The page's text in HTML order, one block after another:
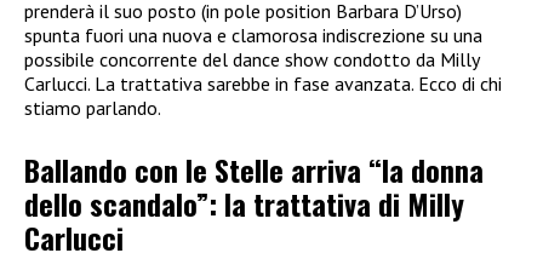
prenderà il suo posto (in pole position Barbara D’Urso)
spunta fuori una nuova e clamorosa indiscrezione su una
possibile concorrente del dance show condotto da Milly
Carlucci. La trattativa sarebbe in fase avanzata. Ecco di chi
stiamo parlando.
Ballando con le Stelle arriva “la donna
dello scandalo”: la trattativa di Milly
Carlucci